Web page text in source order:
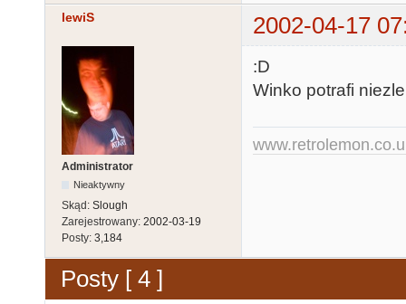
lewiS 2002-04-17
Administrator
Nieaktywny
Skąd: Slough
Zarejestrowany: 2002-03-19
Posty: 3,184
:D
Winko potrafi
Posty [ 4 ]